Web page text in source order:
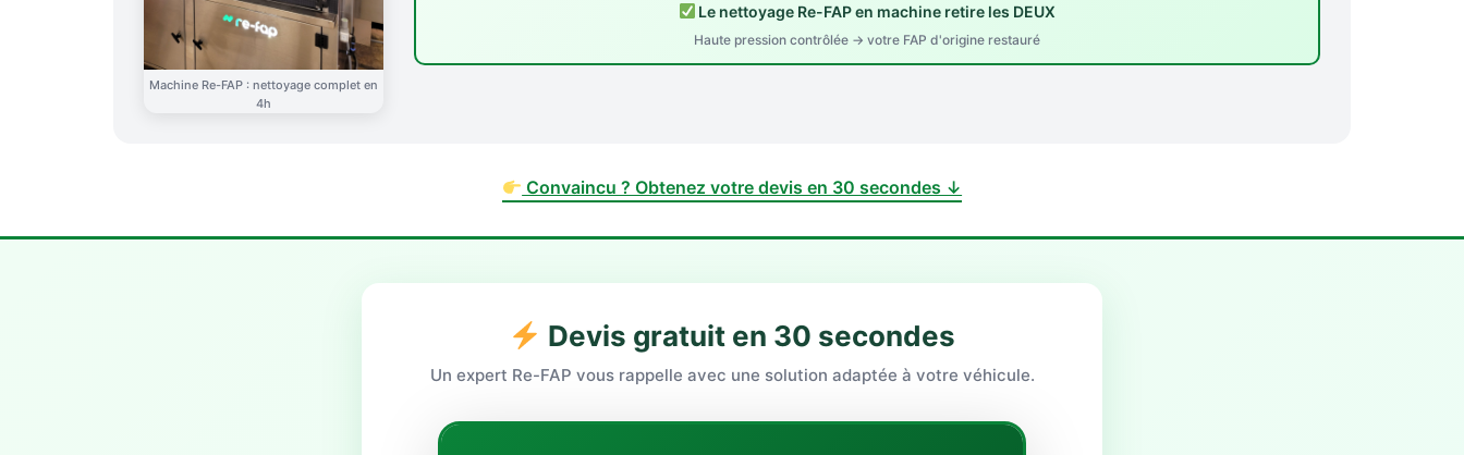
Machine Re-FAP : nettoyage complet en
4h
Le nettoyage Re-FAP en machine retire les DEUX
Haute pression contrôlée → votre FAP d'origine restauré
Convaincu ? Obtenez votre devis en 30 secondes ↓
Devis gratuit en 30 secondes
Un expert Re-FAP vous rappelle avec une solution adaptée à votre véhicule.